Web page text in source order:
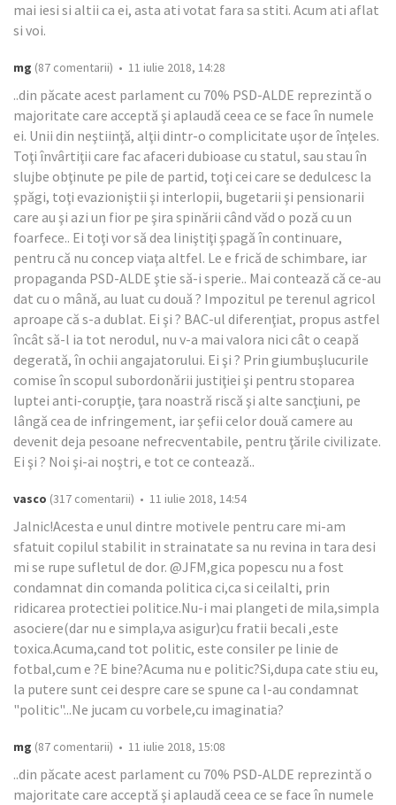
mai iesi si altii ca ei, asta ati votat fara sa stiti. Acum ati aflat
si voi.
mg (87 comentarii) • 11 iulie 2018, 14:28
..din păcate acest parlament cu 70% PSD-ALDE reprezintă o
majoritate care acceptă şi aplaudă ceea ce se face în numele
ei. Unii din neştiinţă, alţii dintr-o complicitate uşor de înţeles.
Toţi învârtiţii care fac afaceri dubioase cu statul, sau stau în
slujbe obţinute pe pile de partid, toţi cei care se dedulcesc la
şpăgi, toţi evazioniştii şi interlopii, bugetarii şi pensionarii
care au şi azi un fior pe şira spinării când văd o poză cu un
foarfece.. Ei toţi vor să dea liniştiţi şpagă în continuare,
pentru că nu concep viaţa altfel. Le e frică de schimbare, iar
propaganda PSD-ALDE ştie să-i sperie.. Mai contează că ce-au
dat cu o mână, au luat cu două ? Impozitul pe terenul agricol
aproape că s-a dublat. Ei şi ? BAC-ul diferenţiat, propus astfel
încât să-l ia tot nerodul, nu v-a mai valora nici cât o ceapă
degerată, în ochii angajatorului. Ei şi ? Prin giumbuşlucurile
comise în scopul subordonării justiţiei şi pentru stoparea
luptei anti-corupţie, ţara noastră riscă şi alte sancţiuni, pe
lângă cea de infringement, iar şefii celor două camere au
devenit deja pesoane nefrecventabile, pentru ţările civilizate.
Ei şi ? Noi şi-ai noştri, e tot ce contează..
vasco (317 comentarii) • 11 iulie 2018, 14:54
Jalnic!Acesta e unul dintre motivele pentru care mi-am
sfatuit copilul stabilit in strainatate sa nu revina in tara desi
mi se rupe sufletul de dor. @JFM,gica popescu nu a fost
condamnat din comanda politica ci,ca si ceilalti, prin
ridicarea protectiei politice.Nu-i mai plangeti de mila,simpla
asociere(dar nu e simpla,va asigur)cu fratii becali ,este
toxica.Acuma,cand tot politic, este consiler pe linie de
fotbal,cum e ?E bine?Acuma nu e politic?Si,dupa cate stiu eu,
la putere sunt cei despre care se spune ca l-au condamnat
"politic"...Ne jucam cu vorbele,cu imaginatia?
mg (87 comentarii) • 11 iulie 2018, 15:08
..din păcate acest parlament cu 70% PSD-ALDE reprezintă o
majoritate care acceptă şi aplaudă ceea ce se face în numele